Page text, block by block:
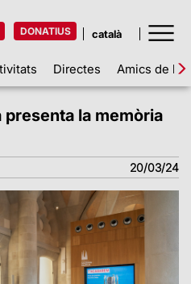
DONATIUS
Directes Amics de la
presenta la memòria
20/03/24